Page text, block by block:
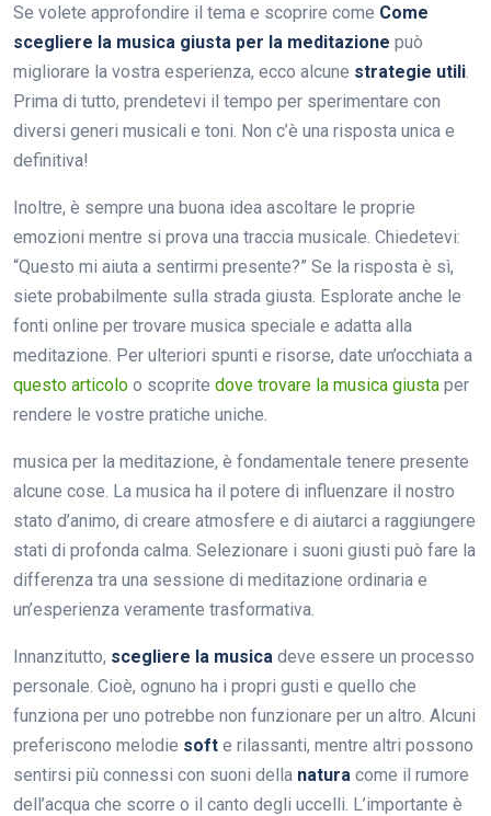
Se volete approfondire il tema e scoprire come Come
scegliere la musica giusta per la meditazione può
migliorare la vostra esperienza, ecco alcune strategie utili.
Prima di tutto, prendetevi il tempo per sperimentare con
diversi generi musicali e toni. Non c’è una risposta unica e
definitiva!
Inoltre, è sempre una buona idea ascoltare le proprie
emozioni mentre si prova una traccia musicale. Chiedetevi:
“Questo mi aiuta a sentirmi presente?” Se la risposta è sì,
siete probabilmente sulla strada giusta. Esplorate anche le
fonti online per trovare musica speciale e adatta alla
meditazione. Per ulteriori spunti e risorse, date un’occhiata a
questo articolo o scoprite dove trovare la musica giusta per
rendere le vostre pratiche uniche.
musica per la meditazione, è fondamentale tenere presente
alcune cose. La musica ha il potere di influenzare il nostro
stato d’animo, di creare atmosfere e di aiutarci a raggiungere
stati di profonda calma. Selezionare i suoni giusti può fare la
differenza tra una sessione di meditazione ordinaria e
un’esperienza veramente trasformativa.
Innanzitutto, scegliere la musica deve essere un processo
personale. Cioè, ognuno ha i propri gusti e quello che
funziona per uno potrebbe non funzionare per un altro. Alcuni
preferiscono melodie soft e rilassanti, mentre altri possono
sentirsi più connessi con suoni della natura come il rumore
dell’acqua che scorre o il canto degli uccelli. L’importante è